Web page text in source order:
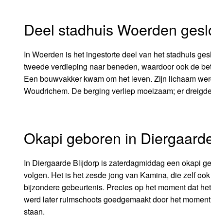
Deel stadhuis Woerden
In Woerden is het ingestorte deel van het stadhuis
tweede verdieping naar beneden, waardoor ook de
Een bouwvakker kwam om het leven. Zijn lichaam
Woudrichem. De berging verliep moeizaam; er
Okapi geboren in
In Diergaarde Blijdorp is zaterdagmiddag een okapi
volgen. Het is het zesde jong van Kamina, die zelf
bijzondere gebeurtenis. Precies op het moment dat
werd later ruimschoots goedgemaakt door het
staan.